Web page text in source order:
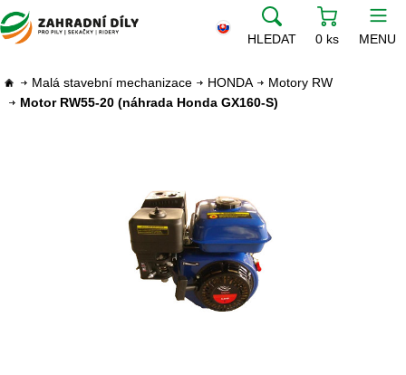
HLEDAT 0 ks MENU
Malá stavební mechanizace HONDA
Motory RW
Motor RW55-20 (náhrada Honda GX160-S)